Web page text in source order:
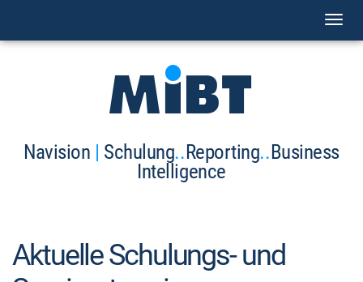
Navision | Schulung..Reporting..Business
Intelligence
Aktuelle Schulungs- und